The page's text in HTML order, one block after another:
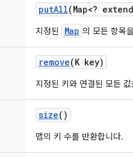
putAll(Map<?
지정된 Map 의 모든 항목
remove(K key)
지정된 키와 연결된 모든
size()
맵의 키 수를 반환합니다.